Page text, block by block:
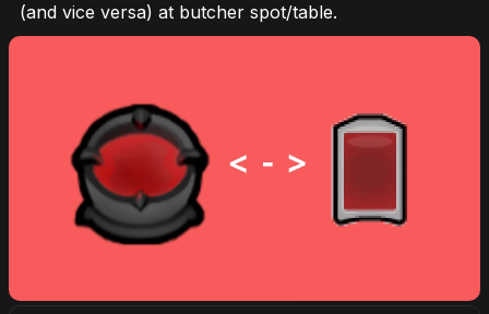
(and vice versa) at butcher spot/table.